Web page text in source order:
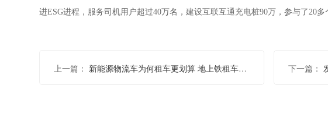
进ESG进程，服务司机用户超过40万名，建设互联互通充电桩90万，参与了20
上一篇： 新能源物流车为何租车更划算 地上铁租车价格怎么样？ 下一篇：